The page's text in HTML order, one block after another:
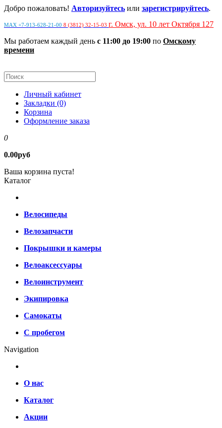
Добро пожаловать! Авторизуйтесь или зарегистрируйтесь.
MAX +7-913-628-21-00 8 (3812) 32-15-03 г. Омск, ул. 10 лет Октября 127
Мы работаем каждый день с 11:00 до 19:00 по Омскому
времени
Личный кабинет
Закладки (0)
Корзина
Оформление заказа
0
0.00руб
Ваша корзина пуста!
Каталог
Велосипеды
Велозапчасти
Покрышки и камеры
Велоаксессуары
Велоинструмент
Экипировка
Самокаты
С пробегом
Navigation
О нас
Каталог
Акции